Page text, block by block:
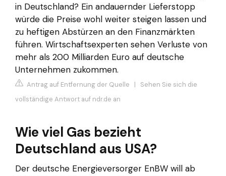
in Deutschland? Ein andauernder Lieferstopp
würde die Preise wohl weiter steigen lassen und
zu heftigen Abstürzen an den Finanzmärkten
führen. Wirtschaftsexperten sehen Verluste von
mehr als 200 Milliarden Euro auf deutsche
Unternehmen zukommen.
Antrag auf Entfernung der Quelle | Sehen Sie sich die
vollständige Antwort auf ndr.de an
Wie viel Gas bezieht
Deutschland aus USA?
Der deutsche Energieversorger EnBW will ab